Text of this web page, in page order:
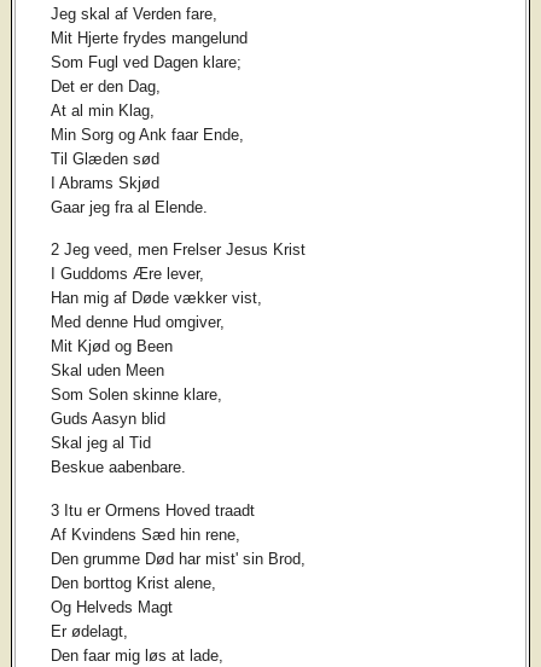
Jeg skal af Verden fare,
Mit Hjerte frydes mangelund
Som Fugl ved Dagen klare;
Det er den Dag,
At al min Klag,
Min Sorg og Ank faar Ende,
Til Glæden sød
I Abrams Skjød
Gaar jeg fra al Elende.
2 Jeg veed, men Frelser Jesus Krist
I Guddoms Ære lever,
Han mig af Døde vækker vist,
Med denne Hud omgiver,
Mit Kjød og Been
Skal uden Meen
Som Solen skinne klare,
Guds Aasyn blid
Skal jeg al Tid
Beskue aabenbare.
3 Itu er Ormens Hoved traadt
Af Kvindens Sæd hin rene,
Den grumme Død har mist' sin Brod,
Den borttog Krist alene,
Og Helveds Magt
Er ødelagt,
Den faar mig løs at lade,